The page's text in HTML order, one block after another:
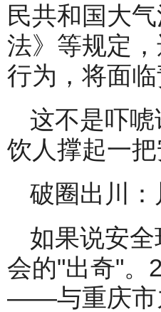
民共和国大
法》等规定
行为，将面
这不是吓
饮人撑起一把
破圈出川
如果说安
会的"出奇"。
——与重庆市